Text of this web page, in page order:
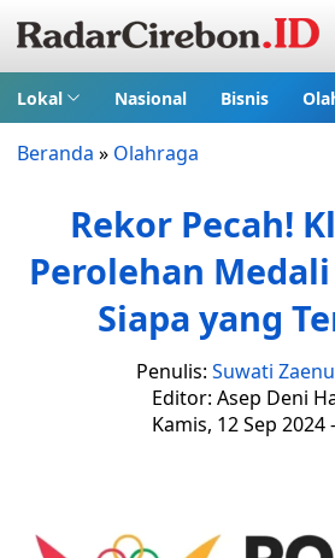
Lokal Nasional Bisnis
Beranda » Olahraga
Rekor Pecah!
Perolehan Medali
Siapa yang
Penulis: Suwati
Editor: Asep Deni
Kamis, 12 Sep 2024